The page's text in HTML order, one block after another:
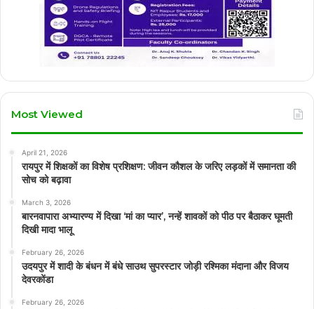
Most Viewed
April 21, 2026
रायपुर में शिक्षकों का विशेष प्रशिक्षण: जीवन कौशल के जरिए लड़कों में समानता की
सोच को बढ़ावा
March 3, 2026
बारनवापारा अभ्यारण्य में दिखा ‘मां का प्यार’, नन्हें शावकों को पीठ पर बैठाकर घूमती
दिखी मादा भालू
February 26, 2026
उदयपुर में शादी के बंधन में बंधे साउथ सुपरस्टार जोड़ी रश्मिका मंदाना और विजय
देवरकोंडा
February 26, 2026